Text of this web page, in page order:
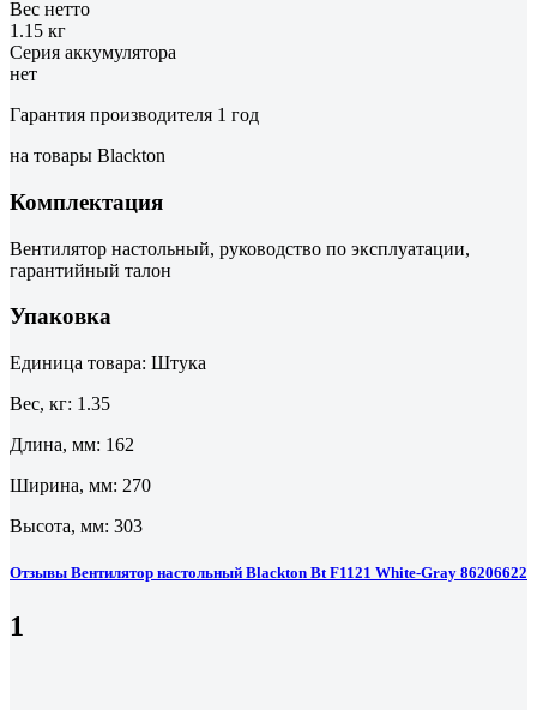
Вес нетто
1.15 кг
Серия аккумулятора
нет
Гарантия производителя 1 год
на товары Blackton
Комплектация
Вентилятор настольный, руководство по эксплуатации,
гарантийный талон
Упаковка
Единица товара: Штука
Вес, кг: 1.35
Длина, мм: 162
Ширина, мм: 270
Высота, мм: 303
Отзывы Вентилятор настольный Blackton Bt F1121 White-Gray 86206622
1